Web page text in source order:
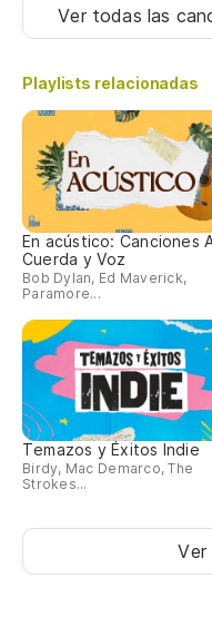
Ver todas las
Playlists relacionadas
En acústico: Canciones
Cuerda y Voz
Bob Dylan, Ed Maverick,
Paramore...
Temazos y Éxitos Indie
Birdy, Mac Demarco, The
Strokes...
Ver